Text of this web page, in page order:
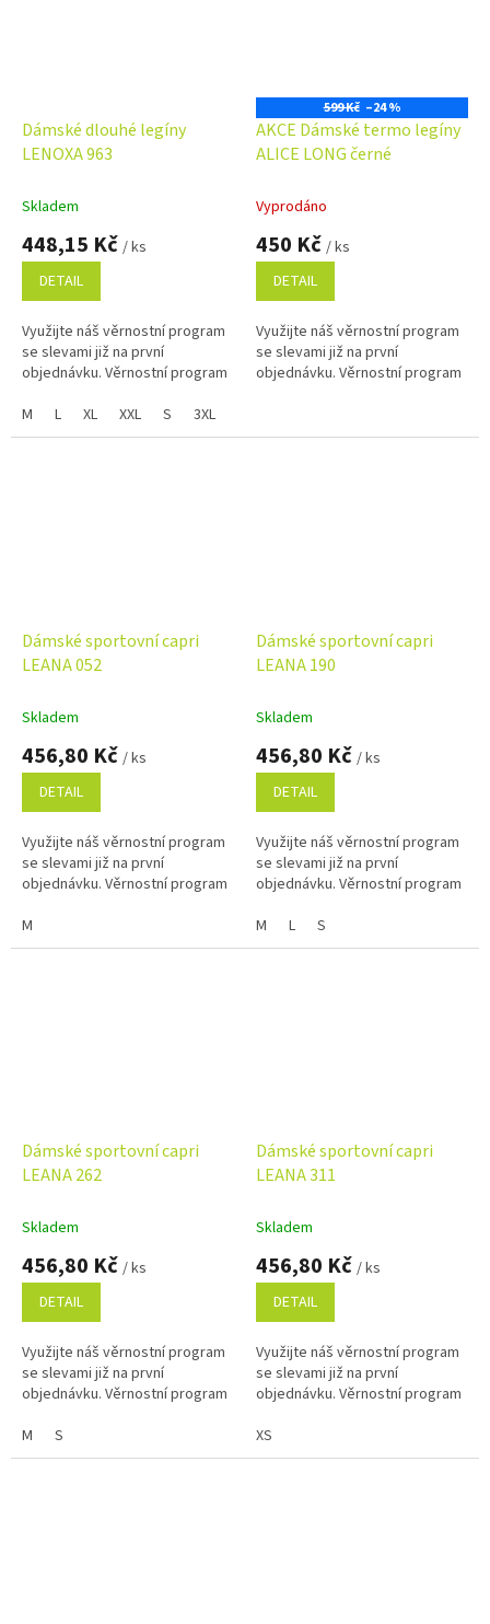
Dámské dlouhé legíny
LENOXA 963
Skladem
448,15 Kč / ks
DETAIL
Využijte náš věrnostní program
se slevami již na první
objednávku. Věrnostní program
M
L XL XXL S 3XL
599 Kč –24 %
AKCE Dámské termo legíny
ALICE LONG černé
Vyprodáno
450 Kč / ks
DETAIL
Využijte náš věrnostní program
se slevami již na první
objednávku. Věrnostní program
Dámské sportovní capri
LEANA 052
Skladem
456,80 Kč / ks
DETAIL
Využijte náš věrnostní program
se slevami již na první
objednávku. Věrnostní program
M
Dámské sportovní capri
LEANA 190
Skladem
456,80 Kč / ks
DETAIL
Využijte náš věrnostní program
se slevami již na první
objednávku. Věrnostní program
M
L S
Dámské sportovní capri
LEANA 262
Skladem
456,80 Kč / ks
DETAIL
Využijte náš věrnostní program
se slevami již na první
objednávku. Věrnostní program
M
S
Dámské sportovní capri
LEANA 311
Skladem
456,80 Kč / ks
DETAIL
Využijte náš věrnostní program
se slevami již na první
objednávku. Věrnostní program
XS